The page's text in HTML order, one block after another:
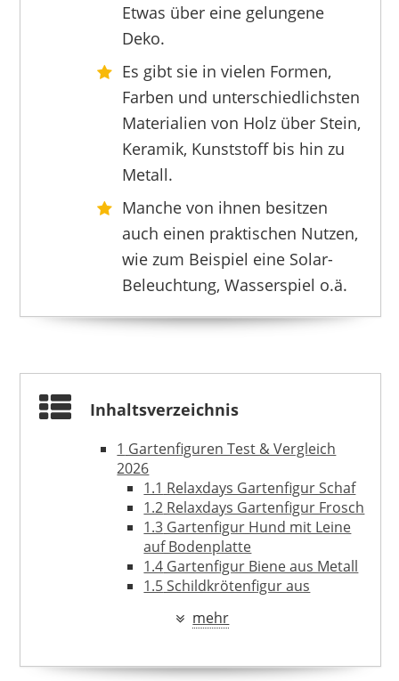
YEOMOO
YEOMOO
Etwas über eine gelungene
Deko.
Es gibt sie in vielen Formen,
Farben und unterschiedlichsten
Materialien von Holz über Stein,
Keramik, Kunststoff bis hin zu
Metall.
Manche von ihnen besitzen
auch einen praktischen Nutzen,
wie zum Beispiel eine Solar-
Beleuchtung, Wasserspiel o.ä.
Inhaltsverzeichnis
1 Gartenfiguren Test & Vergleich
2026
1.1 Relaxdays Gartenfigur Schaf
1.2 Relaxdays Gartenfigur Frosch
1.3 Gartenfigur Hund mit Leine
auf Bodenplatte
1.4 Gartenfigur Biene aus Metall
1.5Schildkrötenfigur aus
Abstrakte Steinfigur
1.7Handbemalte Steinfigur
mehr